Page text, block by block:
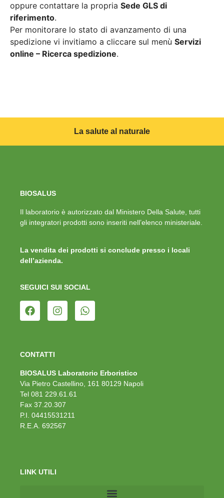
oppure contattare la propria Sede GLS di
riferimento.
Per monitorare lo stato di avanzamento di una
spedizione vi invitiamo a cliccare sul menù Servizi
online – Ricerca spedizione.
La salute al naturale
BIOSALUS
Il laboratorio è autorizzato dal Ministero Della Salute, tutti
gli integratori prodotti sono inseriti nell’elenco ministeriale.
La vendita dei prodotti si conclude presso i locali
dell’azienda.
SEGUICI SUI SOCIAL
CONTATTI
BIOSALUS Laboratorio Erboristico
Via Pietro Castellino, 161 80129 Napoli
Tel 081 229.61.61
Fax 37.20.307
P.I. 04415531211
R.E.A. 692567
LINK UTILI